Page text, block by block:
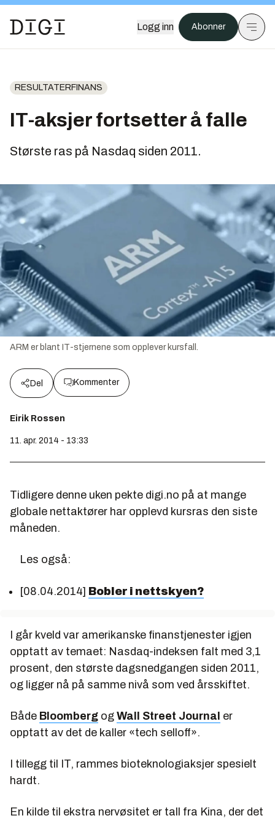
Logg inn Abonner
RESULTATERFINANS
IT-aksjer fortsetter å falle
Største ras på Nasdaq siden 2011.
ARM er blant IT-stjernene som opplever kursfall.
Del Kommenter
Eirik Rossen
11. apr. 2014 - 13:33
Tidligere denne uken pekte digi.no på at mange
globale nettaktører har opplevd kursras den siste
måneden.
Les også:
[08.04.2014] Bobler i nettskyen?
I går kveld var amerikanske finanstjenester igjen
opptatt av temaet: Nasdaq-indeksen falt med 3,1
prosent, den største dagsnedgangen siden 2011,
og ligger nå på samme nivå som ved årsskiftet.
Både Bloomberg og Wall Street Journal er
opptatt av det de kaller «tech selloff».
I tillegg til IT, rammes bioteknologiaksjer spesielt
hardt.
En kilde til ekstra nervøsitet er tall fra Kina, der det